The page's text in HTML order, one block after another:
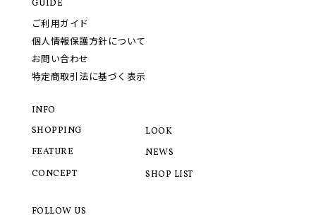
GUIDE
ご利用ガイド
個人情報保護方針について
お問い合わせ
特定商取引法に基づく表示
INFO
SHOPPING
FEATURE
CONCEPT
LOOK
NEWS
SHOP LIST
FOLLOW US